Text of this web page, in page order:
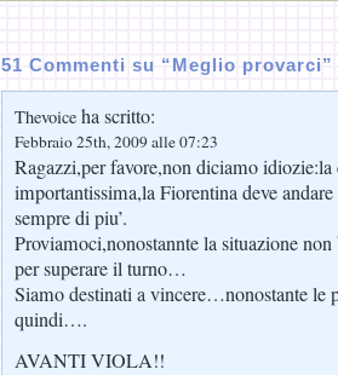
51 Commenti su “Meglio provarci”
Thevoice ha scritto:
Febbraio 25th, 2009 alle 07:23
Ragazzi,per favore,non diciamo idiozie:la
importantissima,la Fiorentina deve
sempre di piu’.
Proviamoci,nonostannte la situazione
per superare il turno…
Siamo destinati a vincere…nonostante le
quindi….
AVANTI VIOLA!!